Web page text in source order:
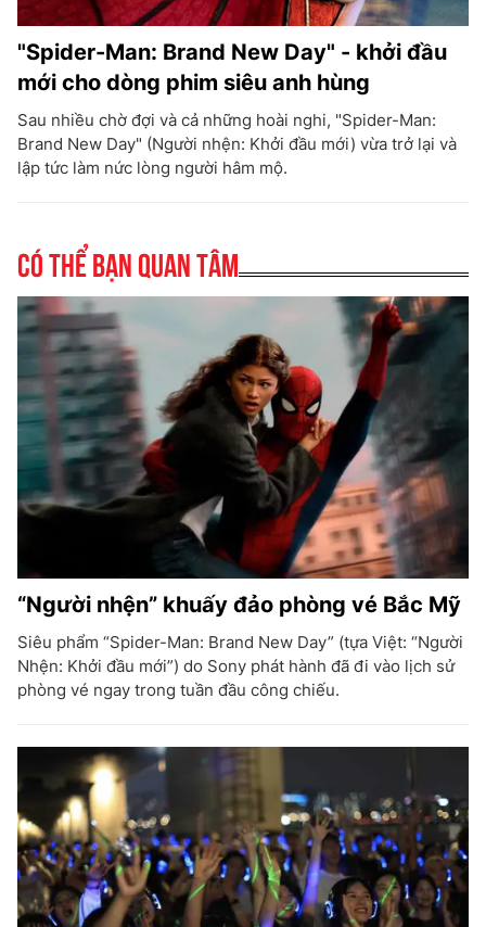
"Spider-Man: Brand New Day" - khởi đầu
mới cho dòng phim siêu anh hùng
Sau nhiều chờ đợi và cả những hoài nghi, "Spider-Man:
Brand New Day" (Người nhện: Khởi đầu mới) vừa trở lại và
lập tức làm nức lòng người hâm mộ.
Có thể bạn quan tâm
“Người nhện” khuấy đảo phòng vé Bắc Mỹ
Siêu phẩm “Spider-Man: Brand New Day” (tựa Việt: “Người
Nhện: Khởi đầu mới”) do Sony phát hành đã đi vào lịch sử
phòng vé ngay trong tuần đầu công chiếu.